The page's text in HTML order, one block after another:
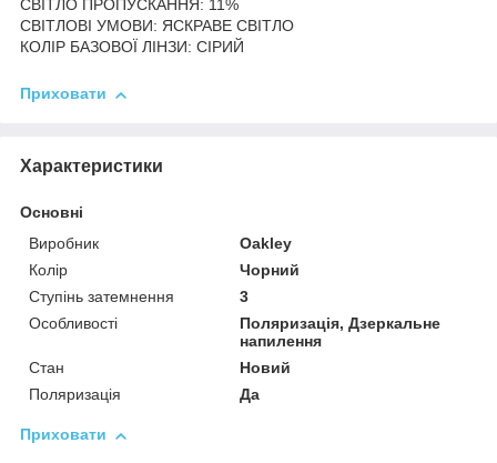
СВІТЛО ПРОПУСКАННЯ: 11%
СВІТЛОВІ УМОВИ: ЯСКРАВЕ СВІТЛО
КОЛІР БАЗОВОЇ ЛІНЗИ: СІРИЙ
Приховати
Характеристики
Основні
Виробник
Oakley
Колір
Чорний
Ступінь затемнення
3
Особливості
Поляризація, Дзеркальне
напилення
Стан
Новий
Поляризація
Да
Приховати